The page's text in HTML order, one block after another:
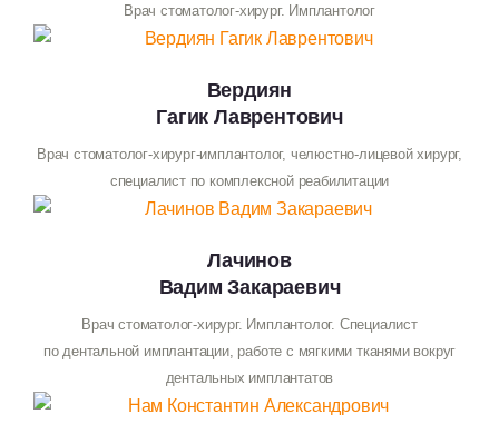
Врач стоматолог-хирург. Имплантолог
Вердиян
Гагик Лаврентович
Врач стоматолог-хирург-имплантолог, челюстно-лицевой хирург,
специалист по комплексной реабилитации
Лачинов
Вадим Закараевич
Врач стоматолог-хирург. Имплантолог. Специалист
по дентальной имплантации, работе с мягкими тканями вокруг
дентальных имплантатов